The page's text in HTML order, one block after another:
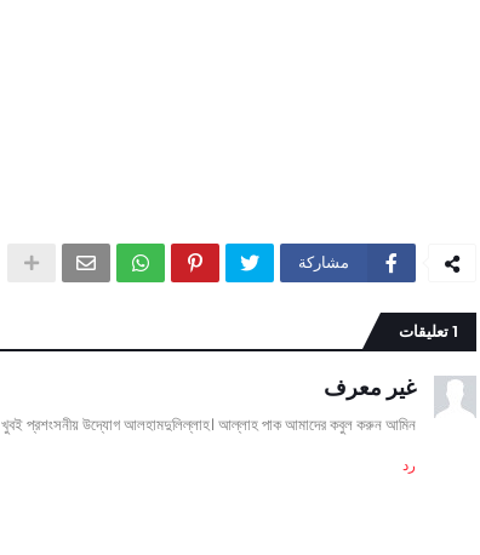
مشاركة
1 تعليقات
غير معرف
খুবই প্রশংসনীয় উদ্যোগ আলহামদুলিল্লাহ। আল্লাহ পাক আমাদের কবুল করুন আমিন
رد